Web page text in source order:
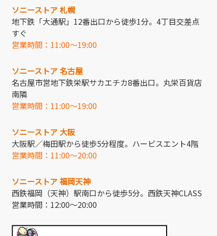
ソニーストア 札幌
地下鉄「大通駅」12番出口から徒歩1分。4丁目交差点
すぐ
営業時間：11:00～19:00
ソニーストア 名古屋
名古屋市営地下鉄栄駅サカエチカ8番出口。丸栄百貨店
南隣
営業時間：11:00～19:00
ソニーストア 大阪
大阪駅／梅田駅から徒歩5分程度。ハービスエント4階
営業時間：11:00～20:00
ソニーストア 福岡天神
西鉄福岡（天神）駅南口から徒歩5分。西鉄天神CLASS
営業時間：12:00～20:00